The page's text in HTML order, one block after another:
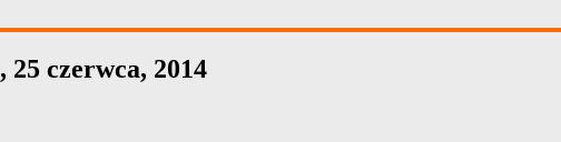
25 czerwca, 2014